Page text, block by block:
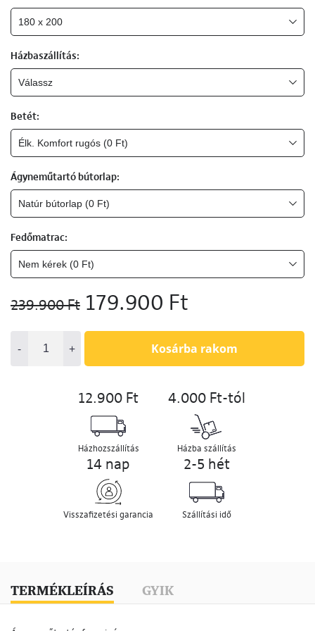
Házbaszállítás:
Betét:
Ágyneműtartó bútorlap:
Fedőmatrac:
239.900 Ft 179.900 Ft
- + Kosárba rakom
12.900 Ft
Házhozszállítás
4.000 Ft-tól
Házba szállítás
14 nap
Visszafizetési garancia
2-5 hét
Szállítási idő
TERMÉKLEÍRÁS GYIK